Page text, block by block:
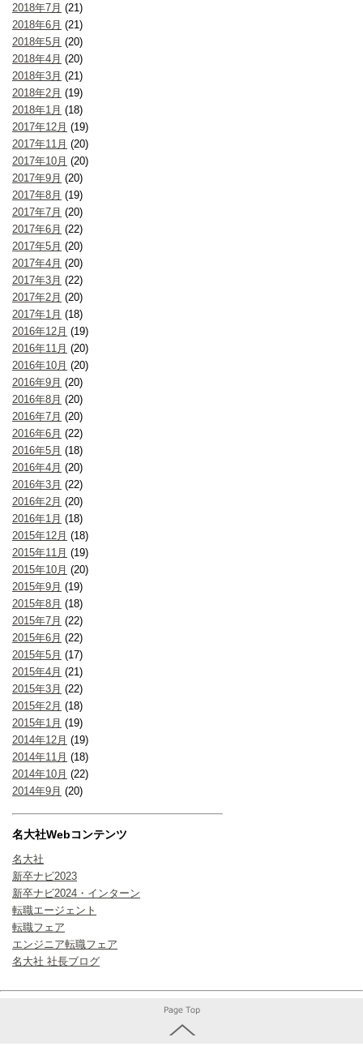
2018年7月 (21)
2018年6月 (21)
2018年5月 (20)
2018年4月 (20)
2018年3月 (21)
2018年2月 (19)
2018年1月 (18)
2017年12月 (19)
2017年11月 (20)
2017年10月 (20)
2017年9月 (20)
2017年8月 (19)
2017年7月 (20)
2017年6月 (22)
2017年5月 (20)
2017年4月 (20)
2017年3月 (22)
2017年2月 (20)
2017年1月 (18)
2016年12月 (19)
2016年11月 (20)
2016年10月 (20)
2016年9月 (20)
2016年8月 (20)
2016年7月 (20)
2016年6月 (22)
2016年5月 (18)
2016年4月 (20)
2016年3月 (22)
2016年2月 (20)
2016年1月 (18)
2015年12月 (18)
2015年11月 (19)
2015年10月 (20)
2015年9月 (19)
2015年8月 (18)
2015年7月 (22)
2015年6月 (22)
2015年5月 (17)
2015年4月 (21)
2015年3月 (22)
2015年2月 (18)
2015年1月 (19)
2014年12月 (19)
2014年11月 (18)
2014年10月 (22)
2014年9月 (20)
名大社Webコンテンツ
名大社
新卒ナビ2023
新卒ナビ2024・インターン
転職エージェント
転職フェア
エンジニア転職フェア
名大社 社長ブログ